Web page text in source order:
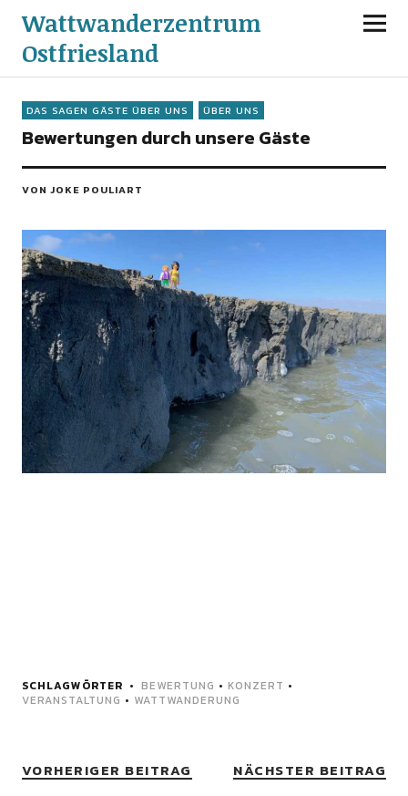
Wattwanderzentrum
Ostfriesland
DAS SAGEN GÄSTE ÜBER UNS ÜBER UNS
Bewertungen durch unsere Gäste
VON JOKE POULIART
SCHLAGWÖRTER BEWERTUNG • KONZERT •
VERANSTALTUNG • WATTWANDERUNG
VORHERIGER BEITRAG NÄCHSTER BEITRAG